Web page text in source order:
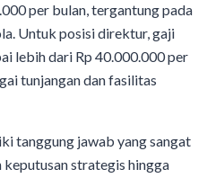
per bulan, tergantung pada
Untuk posisi direktur, gaji
lebih dari Rp 40.000.000 per
tunjangan dan fasilitas
tanggung jawab yang sangat
keputusan strategis hingga